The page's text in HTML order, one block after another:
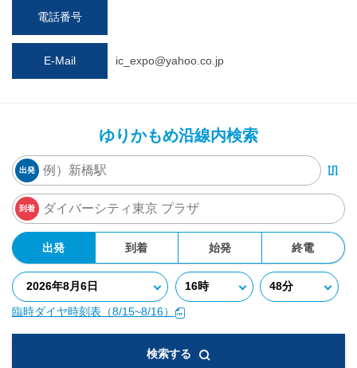
電話番号
E-Mail ic_expo@yahoo.co.jp
ゆりかもめ沿線内検索
出発
到着
出発 到着 始発 終電
臨時ダイヤ時刻表（8/15~8/16）
検索する